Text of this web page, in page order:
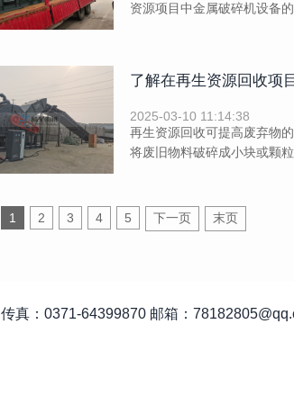
资源项目中金属破碎机设备
了解在再生资源回收项
2025-03-10 11:14:38
再生资源回收可提高废弃物
将废旧物料破碎成小块或颗
1 2 3 4 5 下一页 末页
传真：0371-64399870 邮箱：